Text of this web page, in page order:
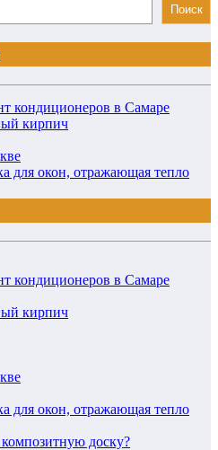
Поиск
кондиционеров в Самаре
кирпич
для окон, отражающая тепло
кондиционеров в Самаре
кирпич
для окон, отражающая тепло
доску?